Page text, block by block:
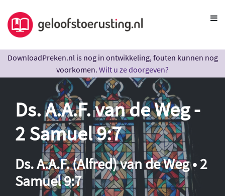
DownloadPreken.nl is nog in ontwikkeling, fouten kunnen nog
voorkomen. Wilt u ze doorgeven?
Ds. A.A.F. van de Weg -
2 Samuel 9:7
Ds. A.A.F. (Alfred) van de Weg • 2
Samuel 9:7